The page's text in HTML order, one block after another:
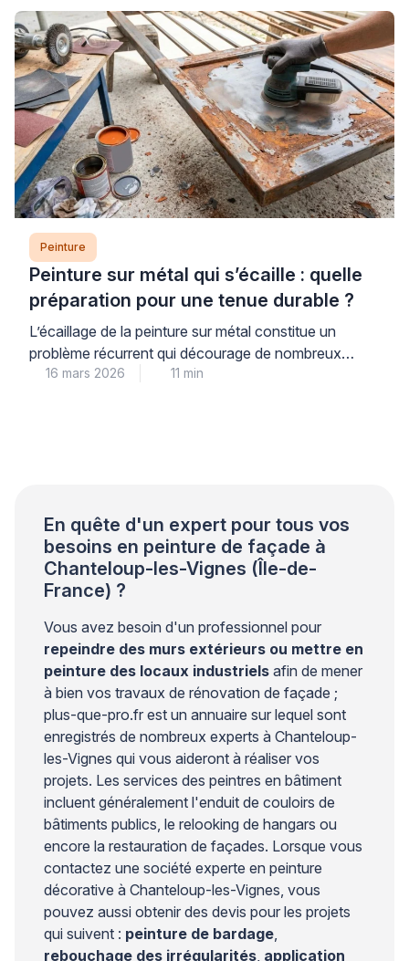
recherchent des alternatives économiques aux
vitraux traditionnels. Les peintures pour verre offrent
cette flexibilité tout en préservant la luminosité
naturelle. Cependant, le choix du bon produit
nécessite une compréhension des […]
Peinture
Peinture sur métal qui s’écaille : quelle
préparation pour une tenue durable ?
L’écaillage de la peinture sur métal constitue un
problème récurrent qui décourage de nombreux
propriétaires. Ce phénomène trouve son origine dans
16 mars 2026 11 min
En quête d'un expert pour tous vos
besoins en peinture de façade à
Chanteloup-les-Vignes (Île-de-
France) ?
Vous avez besoin d'un professionnel pour
repeindre des murs extérieurs ou mettre en
peinture des locaux industriels afin de mener
à bien vos travaux de rénovation de façade ;
plus-que-pro.fr est un annuaire sur lequel sont
enregistrés de nombreux experts à Chanteloup-
les-Vignes qui vous aideront à réaliser vos
projets. Les services des peintres en bâtiment
incluent généralement l'enduit de couloirs de
bâtiments publics, le relooking de hangars ou
encore la restauration de façades. Lorsque vous
contactez une société experte en peinture
décorative à Chanteloup-les-Vignes, vous
pouvez aussi obtenir des devis pour les projets
qui suivent : peinture de bardage
rebouchage des irrégularités application